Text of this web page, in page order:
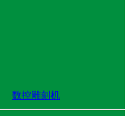
数控雕刻机